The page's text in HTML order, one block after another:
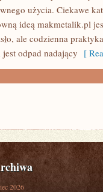
użycia. Ciekawe
ideą makmetalik.pl
ale codzienna
odpad nadający [
2026